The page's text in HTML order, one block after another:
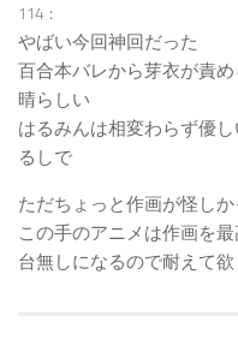
114：
やばい今回神回だった
百合本バレから芽衣が責
晴らしい
はるみんは相変わらず優
るしで
ただちょっと作画が怪し
この手のアニメは作画を
台無しになるので耐えて